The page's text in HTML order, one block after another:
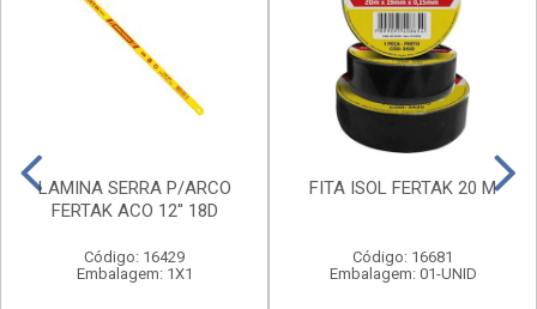
LAMINA SERRA P/ARCO
FERTAK ACO 12'' 18D
Código: 16429
Embalagem: 1X1
FITA ISOL FERTAK 20 M
Código: 16681
Embalagem: 01-UNID